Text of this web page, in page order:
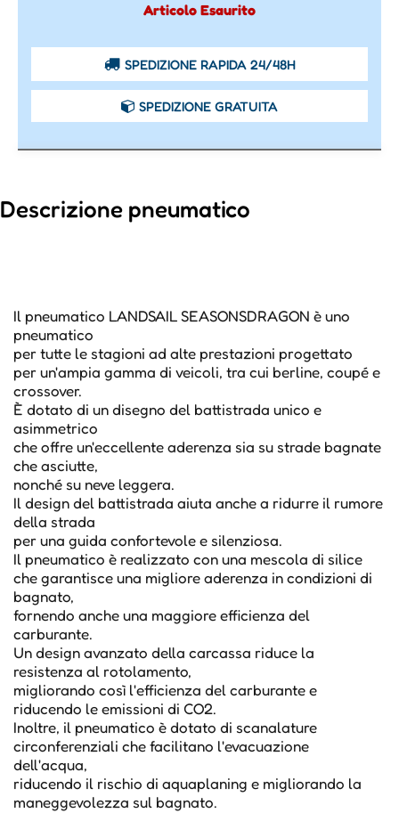
Articolo Esaurito
SPEDIZIONE RAPIDA 24/48H
SPEDIZIONE GRATUITA
Descrizione pneumatico
Il pneumatico LANDSAIL SEASONSDRAGON è uno
pneumatico
per tutte le stagioni ad alte prestazioni progettato
per un'ampia gamma di veicoli, tra cui berline, coupé e
crossover.
È dotato di un disegno del battistrada unico e
asimmetrico
che offre un'eccellente aderenza sia su strade bagnate
che asciutte,
nonché su neve leggera.
Il design del battistrada aiuta anche a ridurre il rumore
della strada
per una guida confortevole e silenziosa.
Il pneumatico è realizzato con una mescola di silice
che garantisce una migliore aderenza in condizioni di
bagnato,
fornendo anche una maggiore efficienza del
carburante.
Un design avanzato della carcassa riduce la
resistenza al rotolamento,
migliorando così l'efficienza del carburante e
riducendo le emissioni di CO2.
Inoltre, il pneumatico è dotato di scanalature
circonferenziali che facilitano l'evacuazione
dell'acqua,
riducendo il rischio di aquaplaning e migliorando la
maneggevolezza sul bagnato.